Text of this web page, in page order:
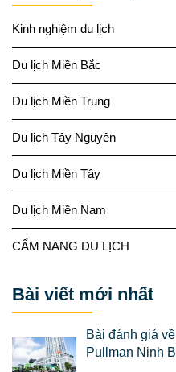
Kinh nghiệm du lịch
Du lịch Miền Bắc
Du lịch Miền Trung
Du lịch Tây Nguyên
Du lịch Miền Tây
Du lịch Miền Nam
CẨM NANG DU LỊCH
Bài viết mới nhất
Bài đánh giá
Pullman Ninh